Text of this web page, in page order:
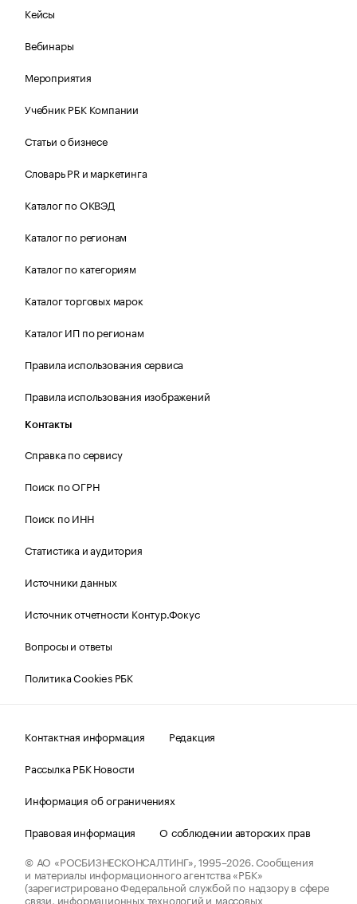
Кейсы
Вебинары
Мероприятия
Учебник РБК Компании
Статьи о бизнесе
Словарь PR и маркетинга
Каталог по ОКВЭД
Каталог по регионам
Каталог по категориям
Каталог торговых марок
Каталог ИП по регионам
Правила использования сервиса
Правила использования изображений
Контакты
Справка по сервису
Поиск по ОГРН
Поиск по ИНН
Статистика и аудитория
Источники данных
Источник отчетности Контур.Фокус
Вопросы и ответы
Политика Cookies РБК
Контактная информация
Редакция
Рассылка РБК Новости
Информация об ограничениях
Правовая информация
О соблюдении авторских прав
© АО «РОСБИЗНЕСКОНСАЛТИНГ»,1995–2026.Сообщения
и материалы информационного агентства «РБК»
(зарегистрировано Федеральной службой по надзору в сфере
связи, информационных технологий и массовых